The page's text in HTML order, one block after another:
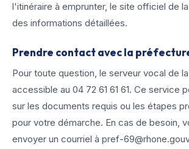
l'itinéraire à emprunter, le site officiel de
des informations détaillées.
Prendre contact avec la
Pour toute question, le serveur vocal de
accessible au 04 72 61 61 61. Ce service
sur les documents requis ou les étapes
pour votre démarche. En cas de besoin,
envoyer un courriel à pref-